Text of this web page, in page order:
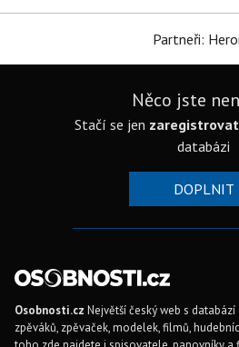
Partneři:
Něco jste
Stačí se jen zaregistrovat
databázi
DOPLNIT
Osobnosti.cz Největší český web s
zpěváků, zpěvaček, modelek, filmů,